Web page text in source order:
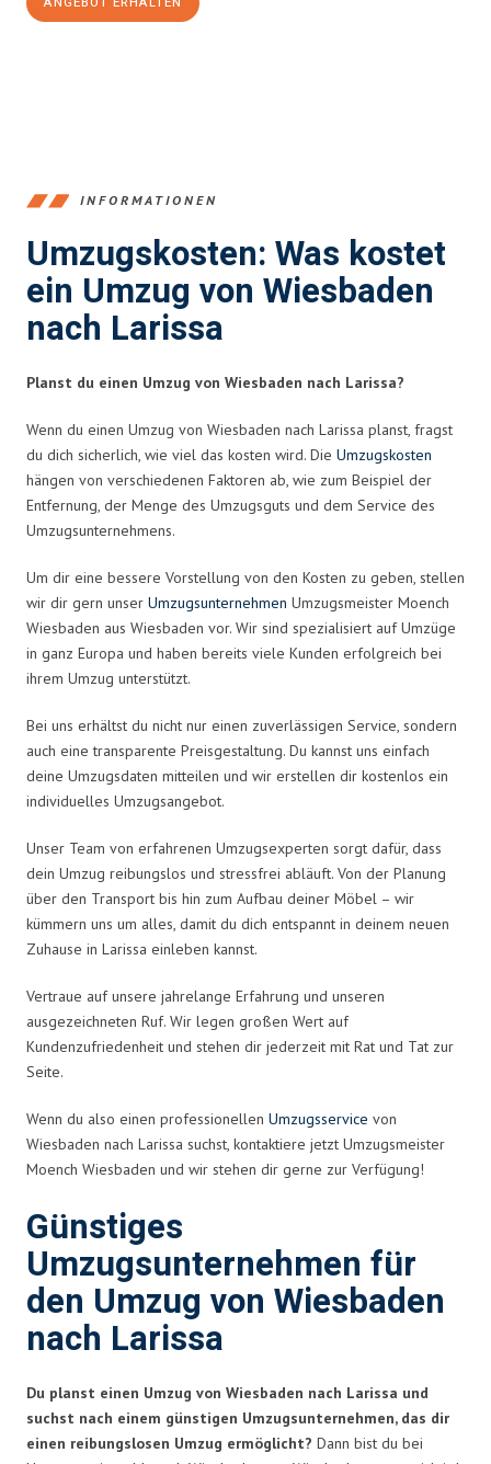
INFORMATIONEN
Umzugskosten: Was kostet
ein Umzug von Wiesbaden
nach Larissa
Planst du einen Umzug von Wiesbaden nach Larissa?
Wenn du einen Umzug von Wiesbaden nach Larissa planst, fragst
du dich sicherlich, wie viel das kosten wird. Die Umzugskosten
hängen von verschiedenen Faktoren ab, wie zum Beispiel der
Entfernung, der Menge des Umzugsguts und dem Service des
Umzugsunternehmens.
Um dir eine bessere Vorstellung von den Kosten zu geben, stellen
wir dir gern unser Umzugsunternehmen Umzugsmeister Moench
Wiesbaden aus Wiesbaden vor. Wir sind spezialisiert auf Umzüge
in ganz Europa und haben bereits viele Kunden erfolgreich bei
ihrem Umzug unterstützt.
Bei uns erhältst du nicht nur einen zuverlässigen Service, sondern
auch eine transparente Preisgestaltung. Du kannst uns einfach
deine Umzugsdaten mitteilen und wir erstellen dir kostenlos ein
individuelles Umzugsangebot.
Unser Team von erfahrenen Umzugsexperten sorgt dafür, dass
dein Umzug reibungslos und stressfrei abläuft. Von der Planung
über den Transport bis hin zum Aufbau deiner Möbel – wir
kümmern uns um alles, damit du dich entspannt in deinem neuen
Zuhause in Larissa einleben kannst.
Vertraue auf unsere jahrelange Erfahrung und unseren
ausgezeichneten Ruf. Wir legen großen Wert auf
Kundenzufriedenheit und stehen dir jederzeit mit Rat und Tat zur
Seite.
Wenn du also einen professionellen Umzugsservice von
Wiesbaden nach Larissa suchst, kontaktiere jetzt Umzugsmeister
Moench Wiesbaden und wir stehen dir gerne zur Verfügung!
Günstiges
Umzugsunternehmen für
den Umzug von Wiesbaden
nach Larissa
Du planst einen Umzug von Wiesbaden nach Larissa und
suchst nach einem günstigen Umzugsunternehmen, das dir
einen reibungslosen Umzug ermöglicht? Dann bist du bei